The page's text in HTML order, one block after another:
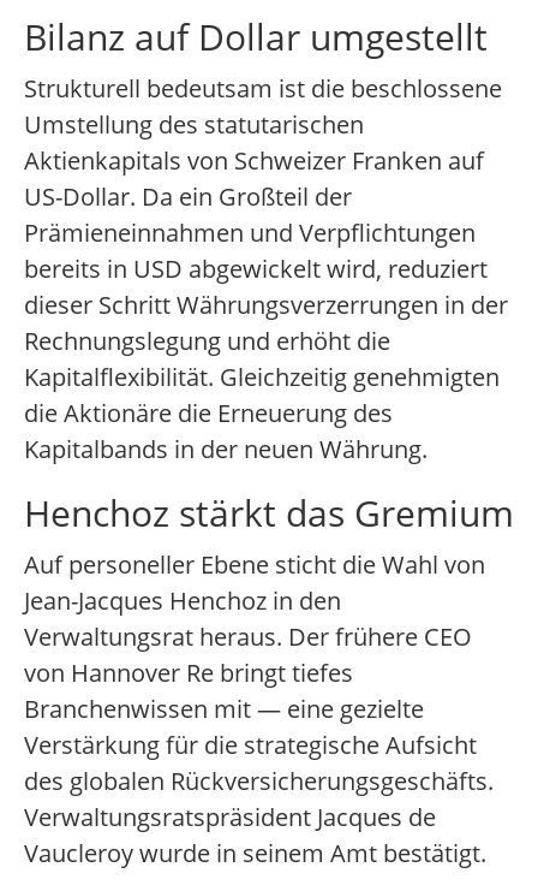
Bilanz auf Dollar umgestellt
Strukturell bedeutsam ist die beschlossene
Umstellung des statutarischen
Aktienkapitals von Schweizer Franken auf
US-Dollar. Da ein Großteil der
Prämieneinnahmen und Verpflichtungen
bereits in USD abgewickelt wird, reduziert
dieser Schritt Währungsverzerrungen in der
Rechnungslegung und erhöht die
Kapitalflexibilität. Gleichzeitig genehmigten
die Aktionäre die Erneuerung des
Kapitalbands in der neuen Währung.
Henchoz stärkt das Gremium
Auf personeller Ebene sticht die Wahl von
Jean-Jacques Henchoz in den
Verwaltungsrat heraus. Der frühere CEO
von Hannover Re bringt tiefes
Branchenwissen mit — eine gezielte
Verstärkung für die strategische Aufsicht
des globalen Rückversicherungsgeschäfts.
Verwaltungsratspräsident Jacques de
Vaucleroy wurde in seinem Amt bestätigt.